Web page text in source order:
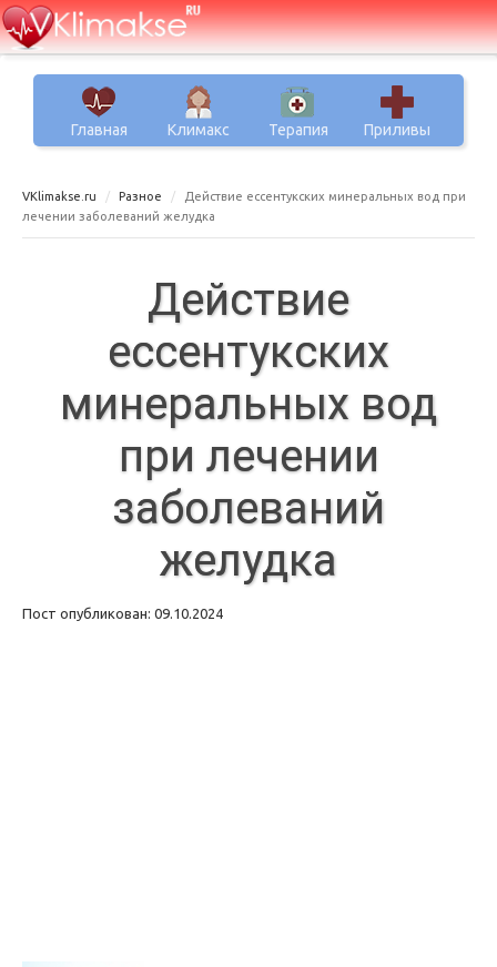
Главная Климакс Терапия Приливы
VKlimakse.ru Разное
Действие ессентукских минеральных вод при
лечении заболеваний желудка
Действие
ессентукских
минеральных вод
при лечении
заболеваний
желудка
Пост опубликован: 09.10.2024